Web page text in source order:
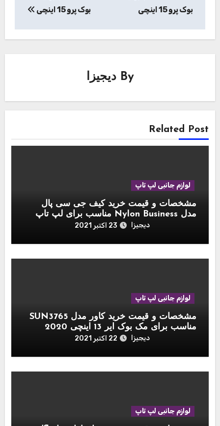
بوک پرو 15 اینچی
بوک پرو 15 اینچی
By دیجیزا
Related Post
لوازم جانبی لپ تاپ
مشخصات و قیمت خرید کیف جی سی پال
مدل Nylon Business مناسب برای لپ تاپ
اپل مک بوک 15 اینچدیجیزا 23 اکتبر 2021
لوازم جانبی لپ تاپ
مشخصات و قیمت خرید کاور مدل SUN3765
مناسب برای مک بوک ایر 13 اینچی 2020
دیجیزا 22 اکتبر 2021
لوازم جانبی لپ تاپ